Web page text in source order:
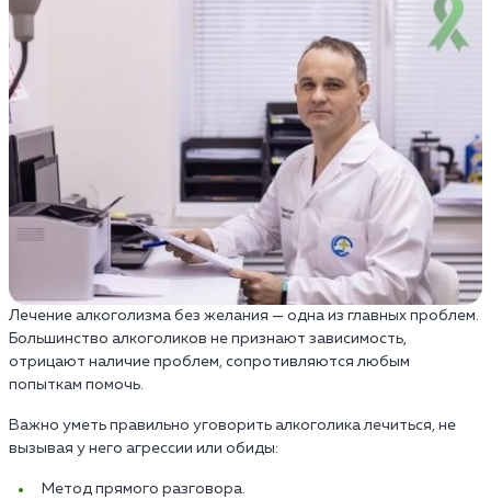
Лечение алкоголизма без желания — одна из главных проблем.
Большинство алкоголиков не признают зависимость,
отрицают наличие проблем, сопротивляются любым
попыткам помочь.
Важно уметь правильно уговорить алкоголика лечиться, не
вызывая у него агрессии или обиды:
Метод прямого разговора.